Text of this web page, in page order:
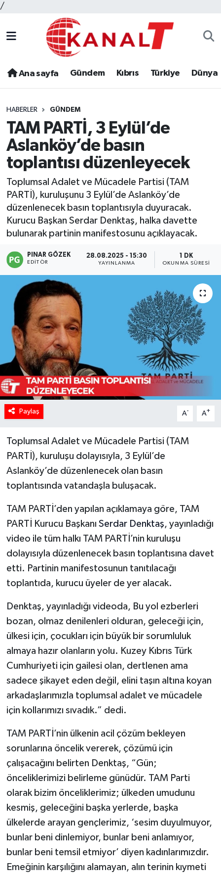
/
Ana sayfa Gündem Kıbrıs Türkiye Dünya
HABERLER GÜNDEM
TAM PARTİ, 3 Eylül’de
Aslanköy’de basın
toplantısı düzenleyecek
Toplumsal Adalet ve Mücadele Partisi (TAM
PARTİ), kuruluşunu 3 Eylül’de Aslanköy’de
düzenlenecek basın toplantısıyla duyuracak.
Kurucu Başkan Serdar Denktaş, halka davette
bulunarak partinin manifestosunu açıklayacak.
PINAR GÖZEK
EDITÖR
28.08.2025 - 15:30
YAYINLANMA
1 DK
OKUNMA SÜRESI
Paylaş A- A+
Toplumsal Adalet ve Mücadele Partisi (TAM
PARTİ), kuruluşu dolayısıyla, 3 Eylül’de
Aslanköy’de düzenlenecek olan basın
toplantısında vatandaşla buluşacak.
TAM PARTİ’den yapılan açıklamaya göre, TAM
PARTİ Kurucu Başkanı Serdar Denktaş, yayınladığı
video ile tüm halkı TAM PARTİ’nin kuruluşu
dolayısıyla düzenlenecek basın toplantısına davet
etti. Partinin manifestosunun tanıtılacağı
toplantıda, kurucu üyeler de yer alacak.
Denktaş, yayınladığı videoda, Bu yol ezberleri
bozan, olmaz denilenleri olduran, geleceği için,
ülkesi için, çocukları için büyük bir sorumluluk
almaya hazır olanların yolu. Kuzey Kıbrıs Türk
Cumhuriyeti için gailesi olan, dertlenen ama
sadece şikayet eden değil, elini taşın altına koyan
arkadaşlarımızla toplumsal adalet ve mücadele
için kollarımızı sıvadık.” dedi.
TAM PARTİ’nin ülkenin acil çözüm bekleyen
sorunlarına öncelik vererek, çözümü için
çalışacağını belirten Denktaş, “Gün;
önceliklerimizi belirleme günüdür. TAM Parti
olarak bizim önceliklerimiz; ülkeden umudunu
kesmiş, geleceğini başka yerlerde, başka
ülkelerde arayan gençlerimiz, ‘sesim duyulmuyor,
bunlar beni dinlemiyor, bunlar beni anlamıyor,
bunlar beni temsil etmiyor’ diyen kadınlarımızdır.
Emeğinin karşılığını alamayan, alın terinin kıymeti